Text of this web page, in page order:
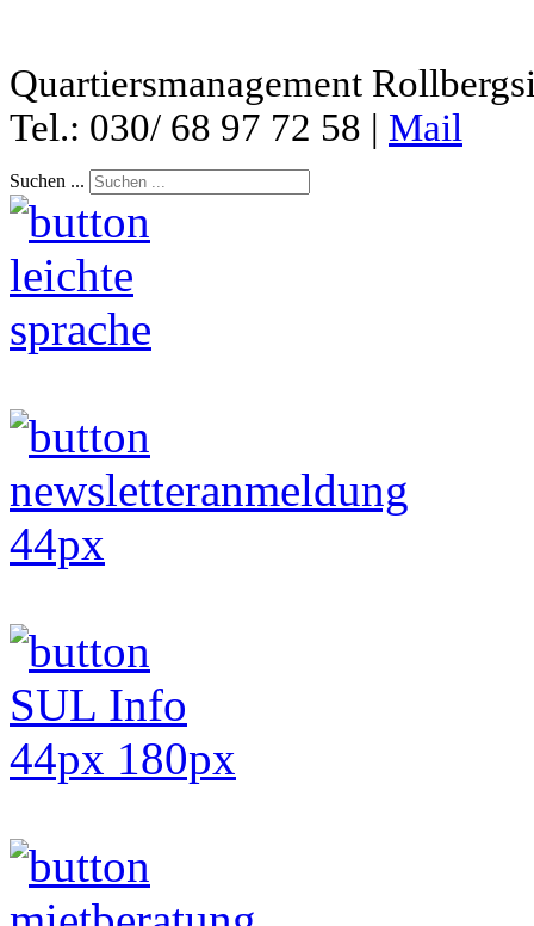
Quartiersmanagement
Tel.: 030/ 68 97 72 58 | Mail
Suchen ...